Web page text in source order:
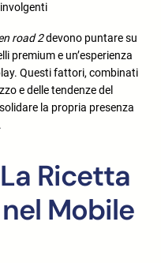
road 2devono puntare su
premium e un’esperienza
Questi fattori, combinati
e delle tendenze del
la propria presenza
Ricetta
Mobile